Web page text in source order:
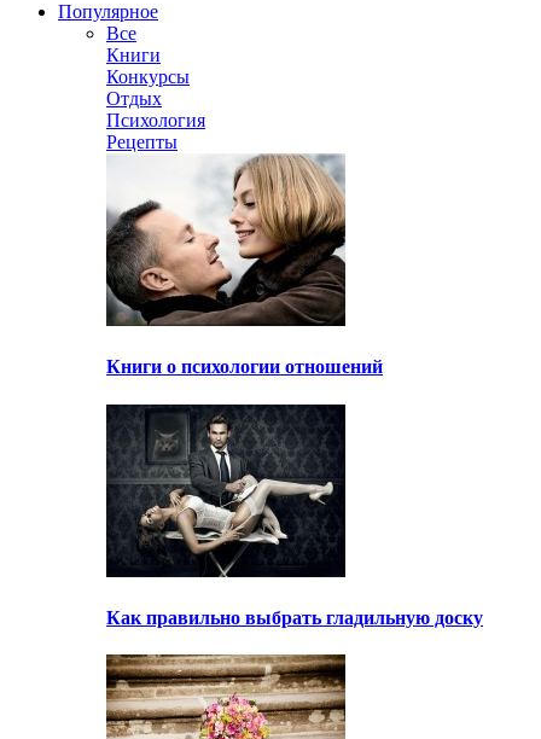
Популярное
Все
Книги
Конкурсы
Отдых
Психология
Рецепты
Книги о психологии отношений
Как правильно выбрать гладильную доску